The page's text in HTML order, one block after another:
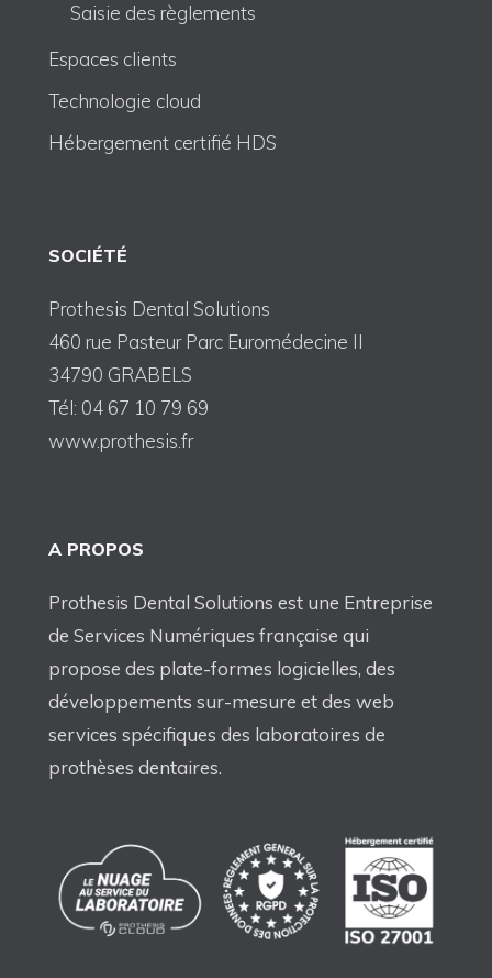
Saisie des règlements
Espaces clients
Technologie cloud
Hébergement certifié HDS
SOCIÉTÉ
Prothesis Dental Solutions
460 rue Pasteur Parc Euromédecine II
34790 GRABELS
Tél: 04 67 10 79 69
www.prothesis.fr
A PROPOS
Prothesis Dental Solutions est une Entreprise
de Services Numériques française qui
propose des plate-formes logicielles, des
développements sur-mesure et des web
services spécifiques des laboratoires de
prothèses dentaires.